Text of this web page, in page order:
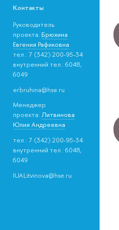
Контакты
Руководитель
проекта: Брюхина
Евгения Рафиковна
тел.: 7 (342) 200-95-34
внутренний тел.: 6048,
6049
erbruhina@hse.ru
Менеджер
проекта: Литвинова
Юлия Андреевна
тел.: 7 (342) 200-95-34
внутренний тел.: 6048,
6049
IUALitvinova@hse.ru